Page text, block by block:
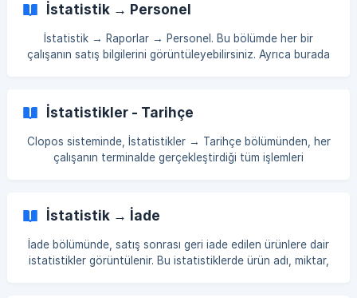
İstatistik → Personel
İstatistik → Raporlar → Personel. Bu bölümde her bir
çalışanın satış bilgilerini görüntüleyebilirsiniz. Ayrıca burada
Görüntülenen bilgileri çalışan ve kaynak araçlarıyla
sıralayabilirsiniz. 💡 Verileri dışa aktarmak için, sağ üst
köşedeki Dışa Aktar (eksport) butonuna tıklayarak çalışanlar
ile ilgili satış istatistiklerini içeren bir Excel tab
İstatistikler - Tarihçe
Clopos sisteminde, İstatistikler → Tarihçe bölümünden, her
çalışanın terminalde gerçekleştirdiği tüm işlemleri
işlemleri ve yapılan tüm işlemleri detaylı bir şekilde incelemek
için Hareketler bölümüne gidin, filtreyi uygulayın ve gerekli
kategoriyi seçin. Ayrıca, ürünleri silme etiketini filtreleyerek
personelleri ve terminalleri
İstatistik → İade
İade bölümünde, satış sonrası geri iade edilen ürünlere dair
istatistikler görüntülenir. Bu istatistiklerde ürün adı, miktar,